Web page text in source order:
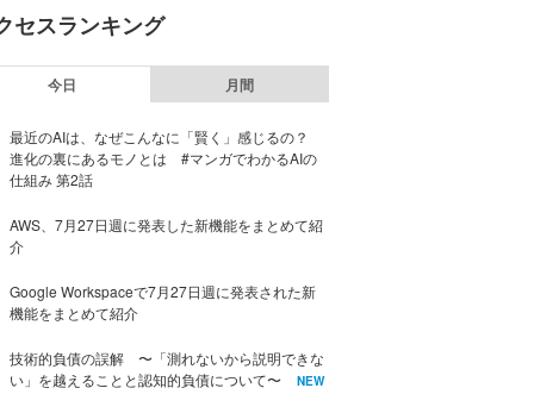
セスランキング
今日 月間
最近のAIは、なぜこんなに「賢く」感じるの？
進化の裏にあるモノとは #マンガでわかるAIの
仕組み 第2話
AWS、7月27日週に発表した新機能をまとめて紹
介
Google Workspaceで7月27日週に発表された新
機能をまとめて紹介
技術的負債の誤解 〜「測れないから説明できな
い」を越えることと認知的負債について〜
NEW